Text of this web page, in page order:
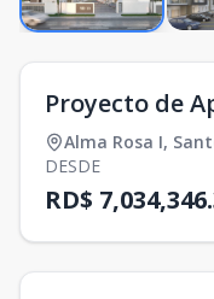
Proyecto de
Alma Rosa I,
DESDE
RD$